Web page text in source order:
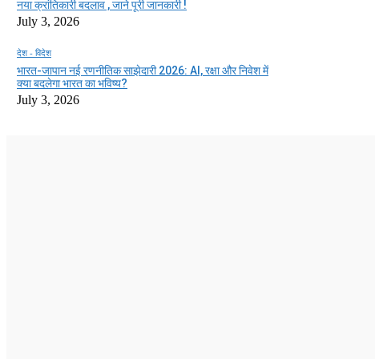
नया क्रांतिकारी बदलाव , जाने पूरी जानकारी !
July 3, 2026
देश - विदेश
भारत-जापान नई रणनीतिक साझेदारी 2026: AI, रक्षा और निवेश में
क्या बदलेगा भारत का भविष्य?
July 3, 2026